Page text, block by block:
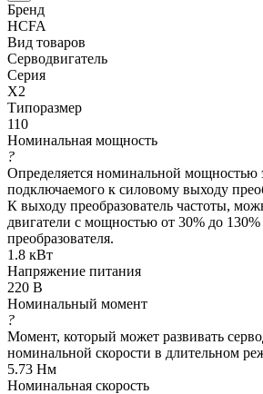
Бренд
HCFA
Вид товаров
Серводвигатель
Серия
X2
Типоразмер
110
Номинальная мощность
?
Определяется номинальной мощностью
подключаемого к силовому выходу
К выходу преобразователь частоты,
двигатели с мощностью от 30% до
преобразователя.
1.8 кВт
Напряжение питания
220 В
Номинальный момент
?
Момент, который может развивать
номинальной скорости в длительном
5.73 Нм
Номинальная скорость